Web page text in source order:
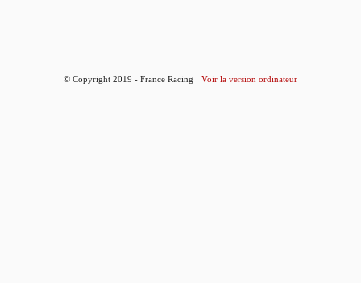
© Copyright 2019 - France Racing Voir la version ordinateur